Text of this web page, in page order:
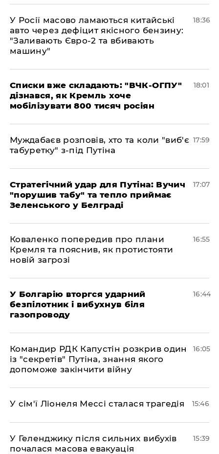
У Росії масово ламаються китайські
авто через дефіцит якісного бензину:
"Заливають Євро-2 та вбивають
машину"
18:36
Списки вже складають: "ВЧК-ОГПУ"
дізнався, як Кремль хоче
мобілізувати 800 тисяч росіян
18:01
Муждабаєв розповів, хто та коли "виб'є
табуретку" з-під Путіна
17:59
Стратегічний удар для Путіна: Вучич
"порушив табу" та тепло приймає
Зеленського у Белграді
17:07
Коваленко попередив про плани
Кремля та пояснив, як протистояти
новій загрозі
16:55
У Болгарію вторгся ударний
безпілотник і вибухнув біля
газопроводу
16:44
Командир РДК Капустін розкрив один
із "секретів" Путіна, знання якого
допоможе закінчити війну
16:05
У сім'ї Ліонеля Мессі сталася трагедія 15:46
У Геленджику після сильних вибухів
почалася масова евакуація
15:39